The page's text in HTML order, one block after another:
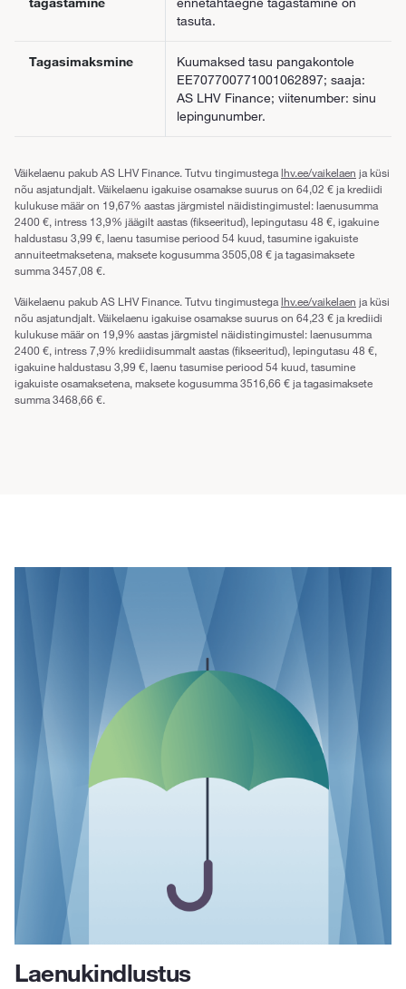
tasuta.
Tagasimaksmine
Kuumaksed tasu pangakontole
EE707700771001062897; saaja:
AS LHV Finance; viitenumber: sinu
lepingunumber.
Väikelaenu pakub AS LHV Finance. Tutvu tingimustegalhv.ee/vaikelaen ja küsi
nõu asjatundjalt. Väikelaenu igakuise osamakse suurus on 64,02 € ja krediidi
kulukuse määr on 19,67% aastas järgmistel näidistingimustel: laenusumma
2400 €, intress 13,9% jäägilt aastas (fikseeritud), lepingutasu 48 €, igakuine
haldustasu 3,99 €, laenu tasumise periood 54 kuud, tasumine igakuiste
annuiteetmaksetena, maksete kogusumma 3505,08 € ja tagasimaksete
summa 3457,08 €.
Väikelaenu pakub AS LHV Finance. Tutvu tingimustegalhv.ee/vaikelaen ja küsi
nõu asjatundjalt. Väikelaenu igakuise osamakse suurus on 64,23 € ja krediidi
kulukuse määr on 19,9% aastas järgmistel näidistingimustel: laenusumma
2400 €, intress 7,9% krediidisummalt aastas (fikseeritud), lepingutasu 48 €,
igakuine haldustasu 3,99 €, laenu tasumise periood 54 kuud, tasumine
igakuiste osamaksetena, maksete kogusumma 3516,66 € ja tagasimaksete
summa 3468,66 €.
Laenukindlustus